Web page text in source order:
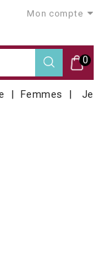
Mon compte
0
Femmes
Je